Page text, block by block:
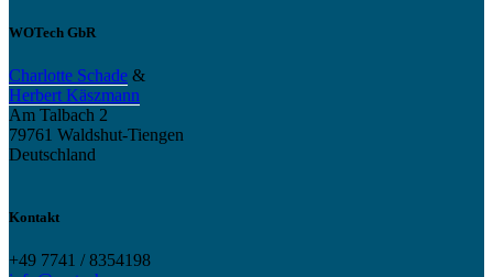
WOTech GbR
Charlotte Schade &
Herbert Käszmann
Am Talbach 2
79761 Waldshut-Tiengen
Deutschland
Kontakt
+49 7741 / 8354198